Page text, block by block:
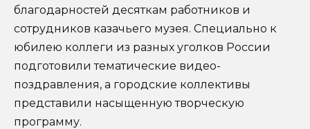
благодарностей десяткам работников и
сотрудников казачьего музея. Специально к
юбилею коллеги из разных уголков России
подготовили тематические видео-
поздравления, а городские коллективы
представили насыщенную творческую
программу.